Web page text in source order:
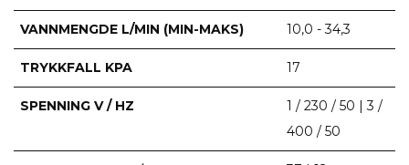
VANNMENGDE L/MIN (MIN-MAKS) 10,0 - 34,3
TRYKKFALL KPA 17
SPENNING V / HZ
1 / 230 / 50 | 3 /
400 / 50